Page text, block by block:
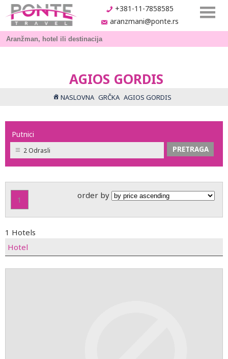
+381-11-7858585
aranzmani@ponte.rs
AGIOS GORDIS
NASLOVNA GRČKA AGIOS GORDIS
Putnici
2 Odrasli
1 order by
1 Hotels
Hotel